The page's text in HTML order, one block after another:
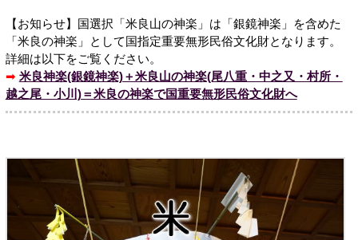
【お知らせ】国選択「米良山の神楽」は「銀鏡神楽」を含めた
「米良の神楽」として国指定重要無形民俗文化財となります。
詳細は以下をご覧ください。
➡ 米良神楽(銀鏡神楽)＋米良山の神楽(尾八重・中之又・村所・
越之尾・小川)＝米良の神楽で国重要無形民俗文化財へ